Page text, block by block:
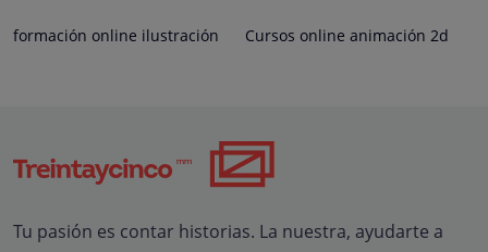
formación online ilustración Cursos online animación 2d
Tu pasión es contar historias. La nuestra, ayudarte a